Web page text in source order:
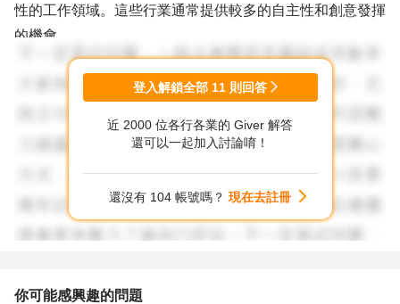
性的工作領域。這些行業通常提供較多的自主性和創意發揮
的機會。
4 由於您有定期的醫療治療需求，可以尋找提供彈性工時和
較寬鬆請假政策的公司或職位。了解公司文化和福利待遇，
5 若有興趣涉足不動產行業，可以進一步深入研究該領域的
6 在尋找職缺時，除了網路招聘平台外，您也可以利用人脈
7 有門市經驗，可走不動產仲介，業界競爭激烈，對開發客
登入解鎖全部 11 則回答
近 2000 位各行各業的 Giver 解答
還可以一起加入討論唷！
還沒有 104 帳號嗎？ 現在去註冊
你可能感興趣的問題